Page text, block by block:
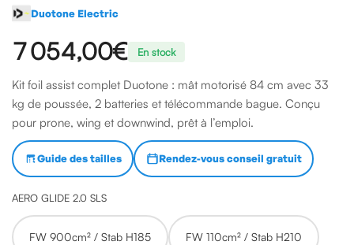
Duotone Electric
7 054,00 € En stock
Kit foil assist complet Duotone : mât motorisé 84 cm avec 33
kg de poussée, 2 batteries et télécommande bague. Conçu
pour prone, wing et downwind, prêt à l’emploi.
Guide des tailles Rendez-vous conseil gratuit
AERO GLIDE 2.0 SLS
FW 900cm² / Stab H185 FW 110cm² / Stab H210